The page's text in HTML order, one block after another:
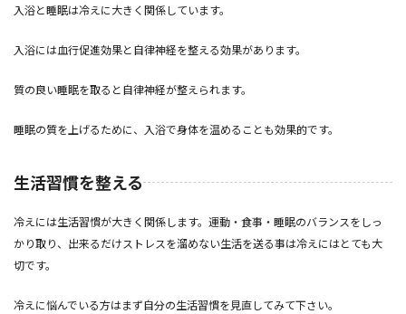
入浴と睡眠は冷えに大きく関係しています。
入浴には血行促進効果と自律神経を整える効果があります。
質の良い睡眠を取ると自律神経が整えられます。
睡眠の質を上げるために、入浴で身体を温めることも効果的です。
生活習慣を整える
冷えには生活習慣が大きく関係します。運動・食事・睡眠のバランスをしっ
かり取り、出来るだけストレスを溜めない生活を送る事は冷えにはとても大
切です。
冷えに悩んでいる方はまず自分の生活習慣を見直してみて下さい。